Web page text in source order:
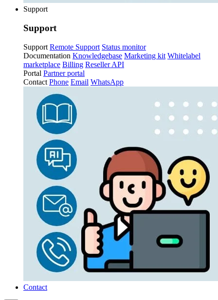
Support
Support
Support Remote Support Status monitor
Documentation Knowledgebase Marketing kit Whitelabel
marketplace Billing Reseller API
Portal Partner portal
Contact Phone Email WhatsApp
Contact